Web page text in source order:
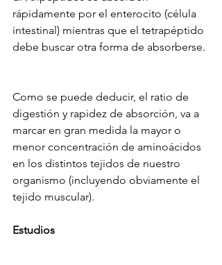
rápidamente por el enterocito (célula
intestinal) mientras que el tetrapéptido
debe buscar otra forma de absorberse.
Como se puede deducir, el ratio de
digestión y rapidez de absorción, va a
marcar en gran medida la mayor o
menor concentración de aminoácidos
en los distintos tejidos de nuestro
organismo (incluyendo obviamente el
tejido muscular).
Estudios